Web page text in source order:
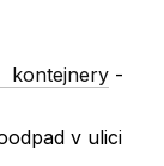
kontejnery -
v ulici